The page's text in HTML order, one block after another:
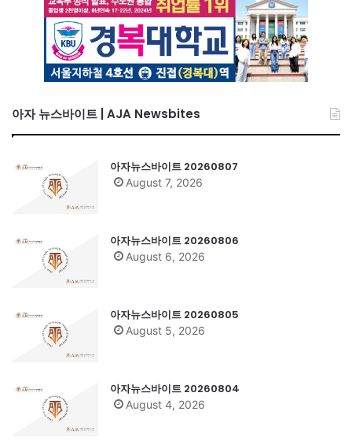
아자 뉴스바이트 | AJA Newsbites
아자뉴스바이트 20260807
August 7, 2026
아자뉴스바이트 20260806
August 6, 2026
아자뉴스바이트 20260805
August 5, 2026
아자뉴스바이트 20260804
August 4, 2026